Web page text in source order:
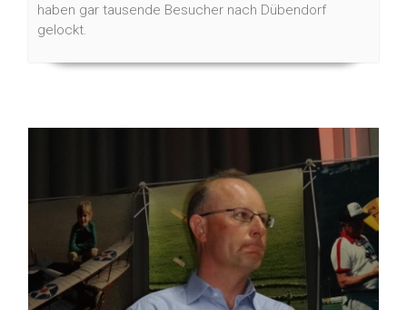
haben gar tausende Besucher nach Dübendorf
gelockt.